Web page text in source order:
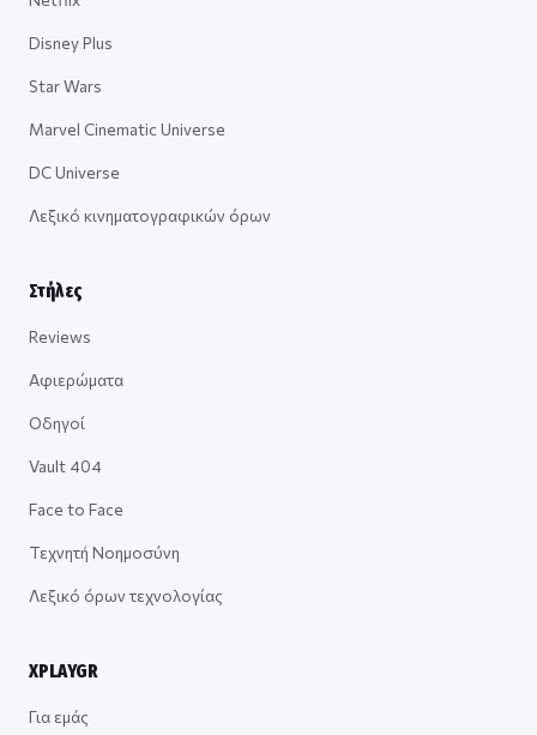
Disney Plus
Star Wars
Marvel Cinematic Universe
DC Universe
Λεξικό κινηματογραφικών όρων
Στήλες
Reviews
Αφιερώματα
Οδηγοί
Vault 404
Face to Face
Τεχνητή Νοημοσύνη
Λεξικό όρων τεχνολογίας
XPLAYGR
Για εμάς